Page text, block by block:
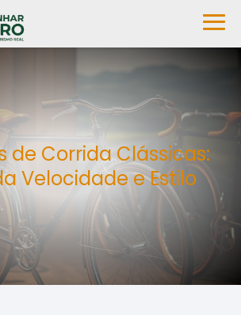
de Corrida Clássicas:
Velocidade e Estilo